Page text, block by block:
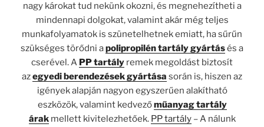
nagy károkat tud nekünk okozni, és megnehezítheti a
mindennapi dolgokat, valamint akár még teljes
munkafolyamatok is szünetelhetnek emiatt, ha sűrűn
szükséges törődni apolipropilén tartály gyártásés a
cserével. A PP tartály remek megoldást biztosít
azegyedi berendezések gyártása során is, hiszen az
igények alapján nagyon egyszerűen alakítható
eszközök, valamint kedvezőműanyag tartály
árakmellett kivitelezhetőek. PP tartály– A nálunk